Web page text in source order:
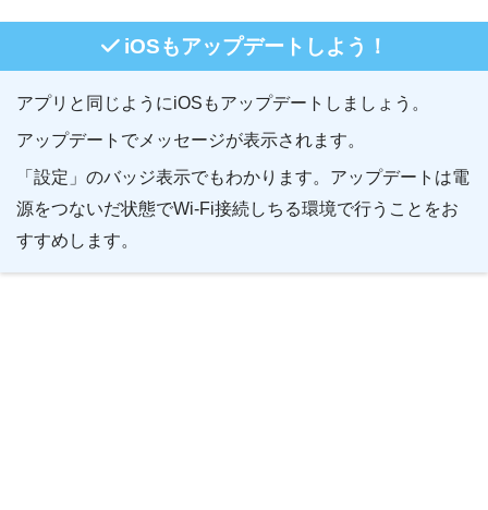
iOSもアップデートしよう！
アプリと同じようにiOSもアップデートしましょう。
アップデートでメッセージが表示されます。
「設定」のバッジ表示でもわかります。アップデートは電
源をつないだ状態でWi-Fi接続しちる環境で行うことをお
すすめします。